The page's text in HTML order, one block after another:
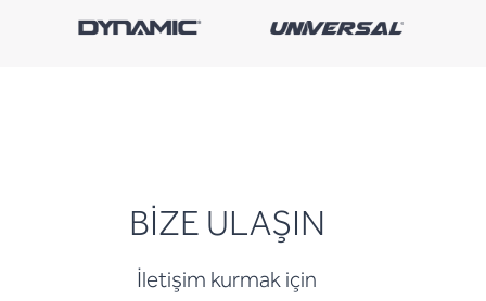
BİZE ULAŞIN
İletişim kurmak için